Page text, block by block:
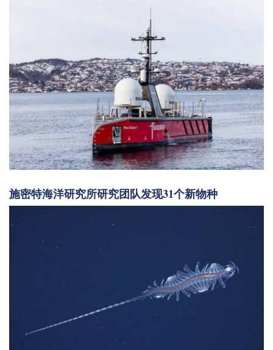
施密特海洋研究所研究团队发现31个新物种